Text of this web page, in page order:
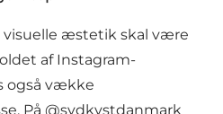
æstetik skal være
af Instagram-
også vække
På @sydkystdanmark